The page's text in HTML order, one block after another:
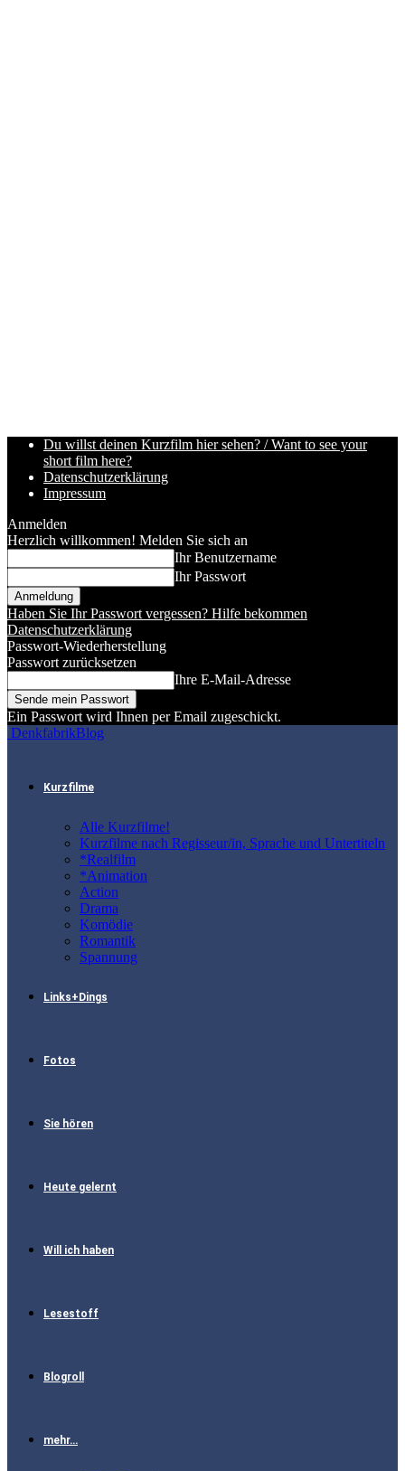
Du willst deinen Kurzfilm hier sehen? / Want to see your
short film here?
Datenschutzerklärung
Impressum
Anmelden
Herzlich willkommen! Melden Sie sich an
Ihr Benutzername
Ihr Passwort
Haben Sie Ihr Passwort vergessen? Hilfe bekommen
Datenschutzerklärung
Passwort-Wiederherstellung
Passwort zurücksetzen
Ihre E-Mail-Adresse
Ein Passwort wird Ihnen per Email zugeschickt.
DenkfabrikBlog
Kurzfilme
Alle Kurzfilme!
Kurzfilme nach Regisseur/in, Sprache und Untertiteln
*Realfilm
*Animation
Action
Drama
Komödie
Romantik
Spannung
Links+Dings
Fotos
Sie hören
Heute gelernt
Will ich haben
Lesestoff
Blogroll
mehr…